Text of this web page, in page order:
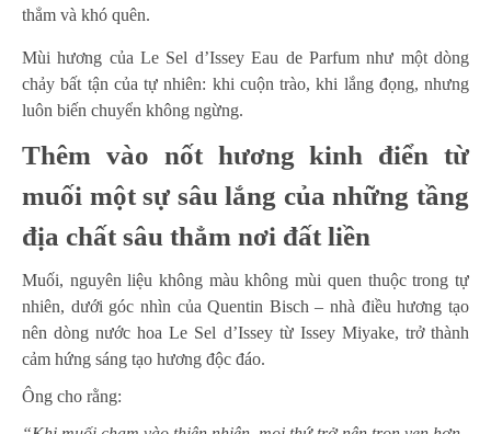
thẳm và khó quên.
Mùi hương của Le Sel d’Issey Eau de Parfum như một dòng
chảy bất tận của tự nhiên: khi cuộn trào, khi lắng đọng, nhưng
luôn biến chuyển không ngừng.
Thêm vào nốt hương kinh điển từ
muối một sự sâu lắng của những tầng
địa chất sâu thẳm nơi đất liền
Muối, nguyên liệu không màu không mùi quen thuộc trong tự
nhiên, dưới góc nhìn của Quentin Bisch – nhà điều hương tạo
nên dòng nước hoa Le Sel d’Issey từ Issey Miyake, trở thành
cảm hứng sáng tạo hương độc đáo.
Ông cho rằng: